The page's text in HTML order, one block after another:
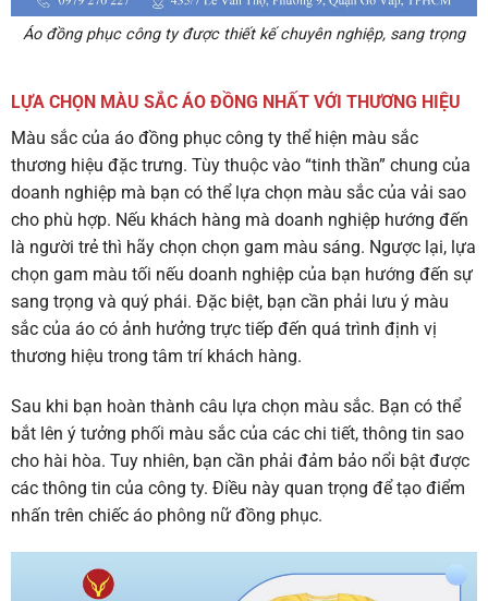
Áo đồng phục công ty được thiết kế chuyên nghiệp, sang trọng
LỰA CHỌN MÀU SẮC ÁO ĐỒNG NHẤT VỚI THƯƠNG HIỆU
Màu sắc của áo đồng phục công ty thể hiện màu sắc
thương hiệu đặc trưng. Tùy thuộc vào “tinh thần” chung của
doanh nghiệp mà bạn có thể lựa chọn màu sắc của vải sao
cho phù hợp. Nếu khách hàng mà doanh nghiệp hướng đến
là người trẻ thì hãy chọn chọn gam màu sáng. Ngược lại, lựa
chọn gam màu tối nếu doanh nghiệp của bạn hướng đến sự
sang trọng và quý phái. Đặc biệt, bạn cần phải lưu ý màu
sắc của áo có ảnh hưởng trực tiếp đến quá trình định vị
thương hiệu trong tâm trí khách hàng.
Sau khi bạn hoàn thành câu lựa chọn màu sắc. Bạn có thể
bắt lên ý tưởng phối màu sắc của các chi tiết, thông tin sao
cho hài hòa. Tuy nhiên, bạn cần phải đảm bảo nổi bật được
các thông tin của công ty. Điều này quan trọng để tạo điểm
nhấn trên chiếc áo phông nữ đồng phục.